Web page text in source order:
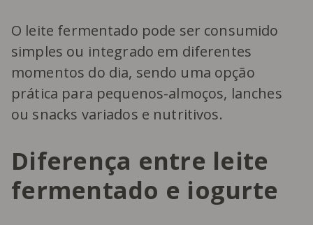
O leite fermentado pode ser consumido
simples ou integrado em diferentes
momentos do dia, sendo uma opção
prática para pequenos-almoços, lanches
ou snacks variados e nutritivos.
Diferença entre leite
fermentado e iogurte